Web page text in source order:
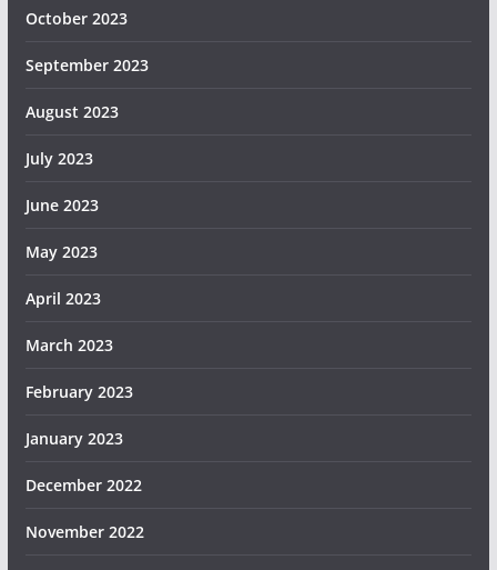
October 2023
September 2023
August 2023
July 2023
June 2023
May 2023
April 2023
March 2023
February 2023
January 2023
December 2022
November 2022